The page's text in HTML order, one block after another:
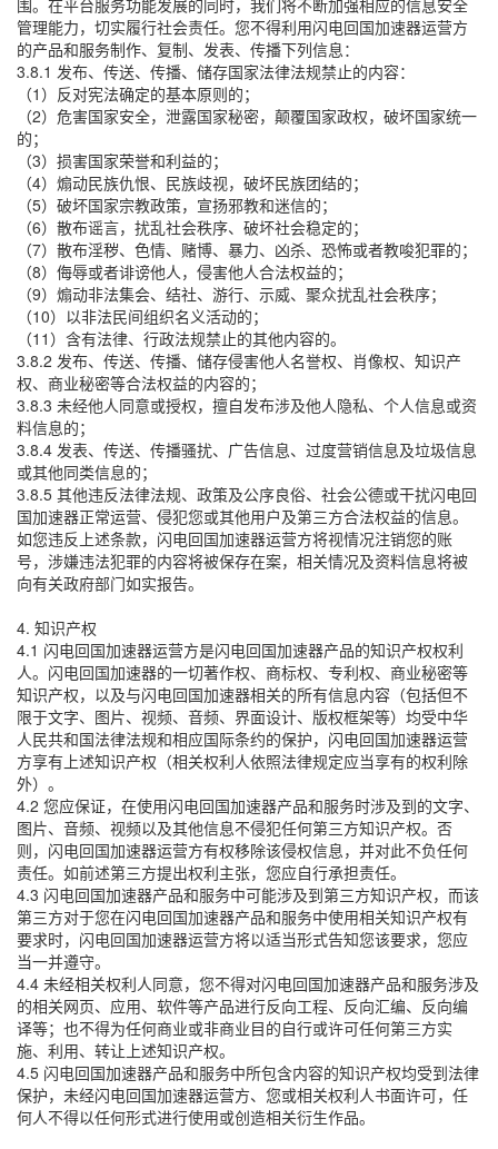
围。在平台服务功能发展的同时，我们将不断加强相应的信息安全
管理能力，切实履行社会责任。您不得利用闪电回国加速器运营方
的产品和服务制作、复制、发表、传播下列信息：
3.8.1 发布、传送、传播、储存国家法律法规禁止的内容：
（1）反对宪法确定的基本原则的；
（2）危害国家安全，泄露国家秘密，颠覆国家政权，破坏国家统一
的；
（3）损害国家荣誉和利益的；
（4）煽动民族仇恨、民族歧视，破坏民族团结的；
（5）破坏国家宗教政策，宣扬邪教和迷信的；
（6）散布谣言，扰乱社会秩序、破坏社会稳定的；
（7）散布淫秽、色情、赌博、暴力、凶杀、恐怖或者教唆犯罪的；
（8）侮辱或者诽谤他人，侵害他人合法权益的；
（9）煽动非法集会、结社、游行、示威、聚众扰乱社会秩序；
（10）以非法民间组织名义活动的；
（11）含有法律、行政法规禁止的其他内容的。
3.8.2 发布、传送、传播、储存侵害他人名誉权、肖像权、知识产
权、商业秘密等合法权益的内容的；
3.8.3 未经他人同意或授权，擅自发布涉及他人隐私、个人信息或资
料信息的；
3.8.4 发表、传送、传播骚扰、广告信息、过度营销信息及垃圾信息
或其他同类信息的；
3.8.5 其他违反法律法规、政策及公序良俗、社会公德或干扰闪电回
国加速器正常运营、侵犯您或其他用户及第三方合法权益的信息。
如您违反上述条款，闪电回国加速器运营方将视情况注销您的账
号，涉嫌违法犯罪的内容将被保存在案，相关情况及资料信息将被
向有关政府部门如实报告。
4. 知识产权
4.1 闪电回国加速器运营方是闪电回国加速器产品的知识产权权利
人。闪电回国加速器的一切著作权、商标权、专利权、商业秘密等
知识产权，以及与闪电回国加速器相关的所有信息内容（包括但不
限于文字、图片、视频、音频、界面设计、版权框架等）均受中华
人民共和国法律法规和相应国际条约的保护，闪电回国加速器运营
方享有上述知识产权（相关权利人依照法律规定应当享有的权利除
外）。
4.2 您应保证，在使用闪电回国加速器产品和服务时涉及到的文字、
图片、音频、视频以及其他信息不侵犯任何第三方知识产权。否
则，闪电回国加速器运营方有权移除该侵权信息，并对此不负任何
责任。如前述第三方提出权利主张，您应自行承担责任。
4.3 闪电回国加速器产品和服务中可能涉及到第三方知识产权，而该
第三方对于您在闪电回国加速器产品和服务中使用相关知识产权有
要求时，闪电回国加速器运营方将以适当形式告知您该要求，您应
当一并遵守。
4.4 未经相关权利人同意，您不得对闪电回国加速器产品和服务涉及
的相关网页、应用、软件等产品进行反向工程、反向汇编、反向编
译等；也不得为任何商业或非商业目的自行或许可任何第三方实
施、利用、转让上述知识产权。
4.5 闪电回国加速器产品和服务中所包含内容的知识产权均受到法律
保护，未经闪电回国加速器运营方、您或相关权利人书面许可，任
何人不得以任何形式进行使用或创造相关衍生作品。